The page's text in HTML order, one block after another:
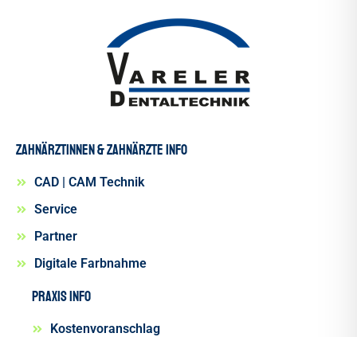
Zahnärztinnen & Zahnärzte INFO
CAD | CAM Technik
Service
Partner
Digitale Farbnahme
Praxis INFO
Kostenvoranschlag